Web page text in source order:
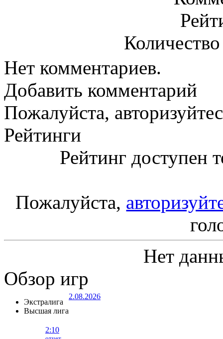
Нет комментариев.
Добавить комментарий
Пожалуйста,
Рейтинги
Рейтинг доступен
Пожалуйста,
Нет
Обзор игр
Экстралига
Высшая лига
2.08.2026
2:10